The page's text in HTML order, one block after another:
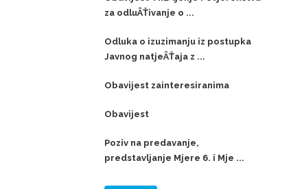
za odluÄŤivanje o ...
Odluka o izuzimanju iz postupka
Javnog natjeÄŤaja z ...
Obavijest zainteresiranima
Obavijest
Poziv na predavanje,
predstavljanje Mjere 6. i Mje ...